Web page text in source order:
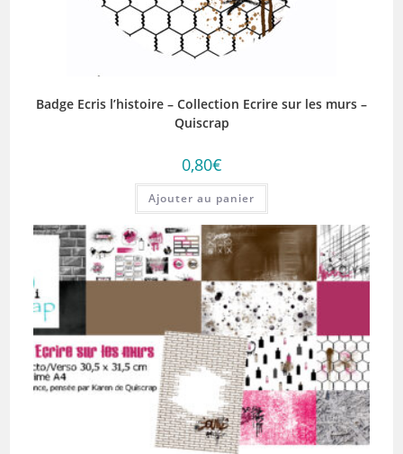
Badge Ecris l’histoire – Collection Ecrire sur les murs –
Quiscrap
0,80€
Ajouter au panier